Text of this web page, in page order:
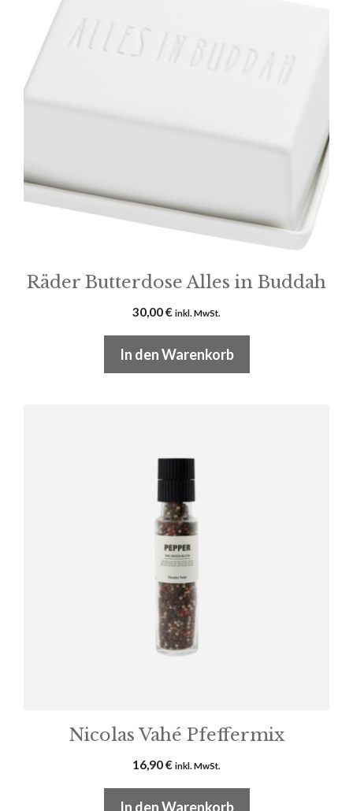
Räder Butterdose Alles in Buddah
30,00€ inkl. MwSt.
In den Warenkorb
Nicolas Vahé Pfeffermix
16,90€ inkl. MwSt.
In den Warenkorb